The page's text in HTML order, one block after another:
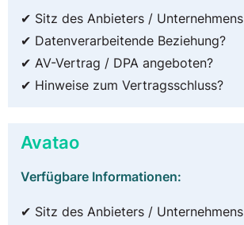
✔ Sitz des Anbieters / Unternehmens
✔ Datenverarbeitende Beziehung?
✔ AV-Vertrag / DPA angeboten?
✔ Hinweise zum Vertragsschluss?
Avatao
Verfügbare Informationen:
✔ Sitz des Anbieters / Unternehmens